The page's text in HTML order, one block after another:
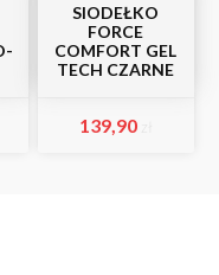
SIODEŁKO
FORCE
COMFORT GEL
TECH CZARNE
139,90